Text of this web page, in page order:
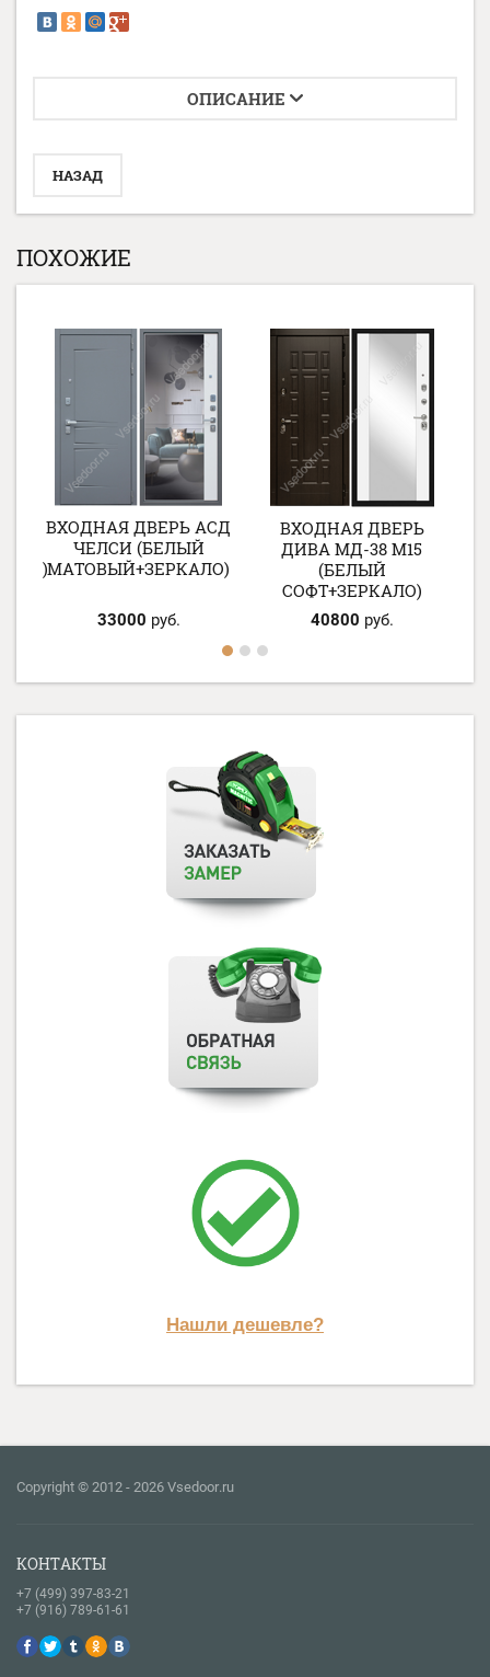
ОПИСАНИЕ
НАЗАД
ПОХОЖИЕ
ВХОДНАЯ ДВЕРЬ АСД
ЧЕЛСИ (БЕЛЫЙ
МАТОВЫЙ+ЗЕРКАЛО)
33000 руб.
ВХОДНАЯ ДВЕРЬ
ДИВА МД-38 М15
(БЕЛЫЙ
СОФТ+ЗЕРКАЛО)
40800 руб.
Нашли дешевле?
Copyright © 2012 - 2026 Vsedoor.ru
КОНТАКТЫ
+7 (499) 397-83-21
+7 (916) 789-61-61